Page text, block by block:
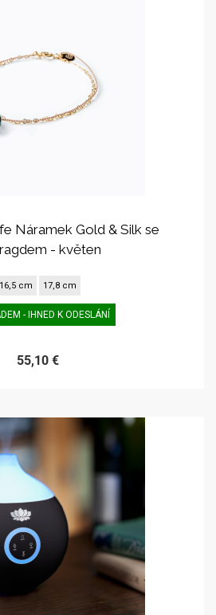
Náramek Gold & Silk se
- květen
16,5 cm 17,8 cm
- IHNED K ODESLÁNÍ
55,10 €